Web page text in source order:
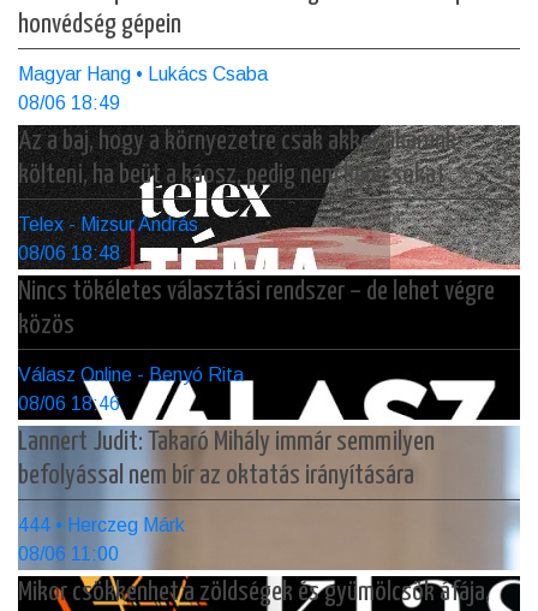
honvédség gépein
Magyar Hang • Lukács Csaba
08/06 18:49
Az a baj, hogy a környezetre csak akkor akarunk
költeni, ha beüt a káosz, pedig nem kéne sokat
Telex - Mizsur András
08/06 18:48
Nincs tökéletes választási rendszer – de lehet végre
közös
Válasz Online - Benyó Rita
08/06 18:46
Lannert Judit: Takaró Mihály immár semmilyen
befolyással nem bír az oktatás irányítására
444 • Herczeg Márk
08/06 11:00
Mikor csökkenhet a zöldségek és gyümölcsök áfája,